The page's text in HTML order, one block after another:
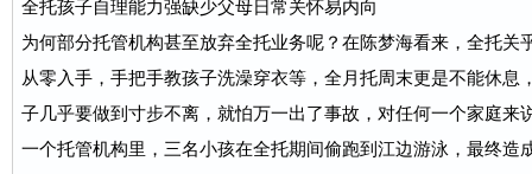
全托孩子自理能力强缺少父母日常关怀易内向
为何部分托管机构甚至放弃全托业务呢？在陈梦海看来，全托关
从零入手，手把手教孩子洗澡穿衣等，全月托周末更是不能休息
子几乎要做到寸步不离，就怕万一出了事故，对任何一个家庭来
一个托管机构里，三名小孩在全托期间偷跑到江边游泳，最终造